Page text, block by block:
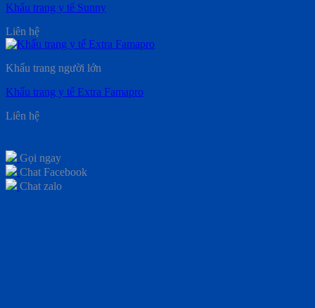
Khẩu trang y tế Sunny
Liên hệ
Khẩu trang người lớn
Khẩu trang y tế Extra Famapro
Liên hệ
Gọi ngay
Chat Facebook
Chat zalo